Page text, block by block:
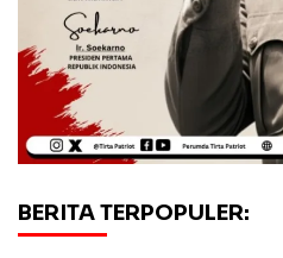
BERITA TERPOPULER: